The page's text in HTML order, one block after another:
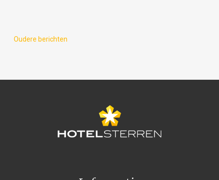
Berichtennavigatie
Oudere berichten